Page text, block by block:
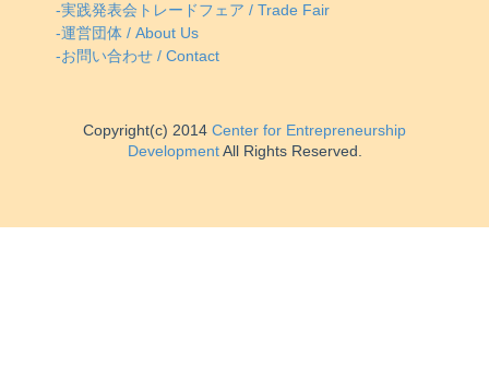
-実践発表会トレードフェア / Trade Fair
-運営団体 / About Us
-お問い合わせ / Contact
Copyright(c) 2014 Center for Entrepreneurship
DevelopmentAll Rights Reserved.